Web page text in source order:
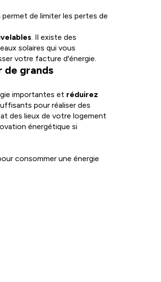
de limiter les pertes de
. Il existe des
solaires qui vous
votre facture d'énergie.
de grands
importantes et réduirez
pour réaliser des
des lieux de votre logement
énergétique si
consommer une énergie